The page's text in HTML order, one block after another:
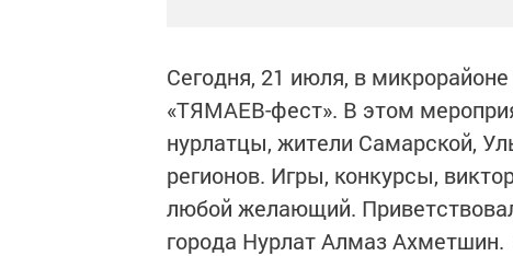
Сегодня, 21 июля, в
«ТЯМАЕВ-фест». В этом
нурлатцы, жители Самарской,
регионов. Игры, конкурсы,
любой желающий.
города Нурлат Алмаз Ахметшин.